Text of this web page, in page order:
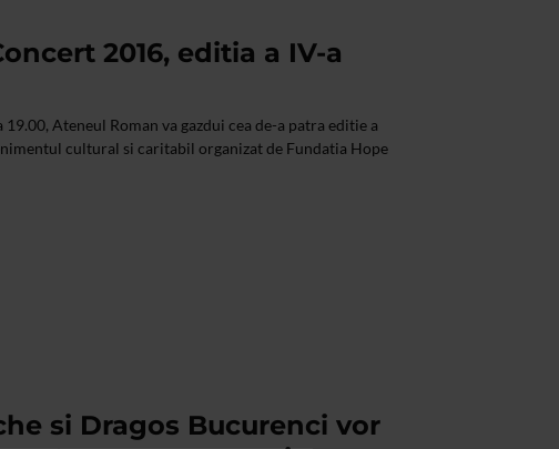
2016, editia a IV-a
Ateneul Roman va gazdui cea de-a patra editie a
cultural si caritabil organizat de Fundatia Hope
si Dragos Bucurenci vor